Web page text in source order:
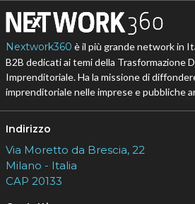
Nextwork360 è il più grande network in
B2B dedicati ai temi della Trasformazione
Imprenditoriale. Ha la missione di
imprenditoriale nelle imprese e pubbliche
Indirizzo
Via Moretto da Brescia, 22
Milano - Italia
CAP 20133